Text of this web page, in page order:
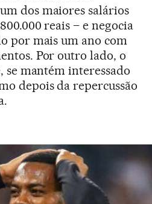
dos maiores salários
reais – e negocia
por mais um ano com
Por outro lado, o
se mantém interessado
depois da repercussão